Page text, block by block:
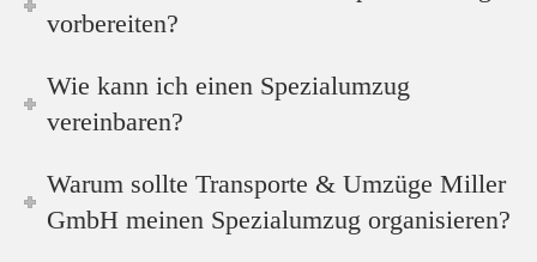
vorbereiten?
Wie kann ich einen Spezialumzug
vereinbaren?
Warum sollte Transporte & Umzüge Miller
GmbH meinen Spezialumzug organisieren?